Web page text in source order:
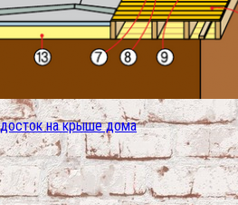
на крыше дома